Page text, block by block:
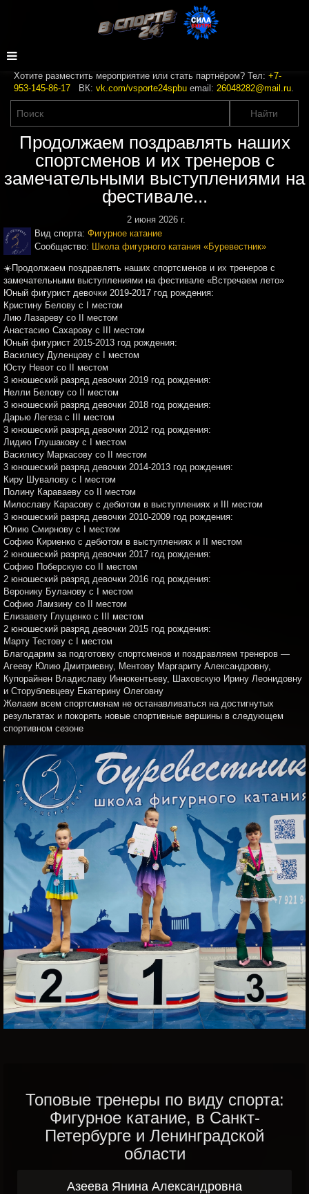
Хотите разместить мероприятие или стать партнёром? Тел: +7-
953-145-86-17 ВК: vk.com/vsporte24spbu email: 26048282@mail.ru.
Продолжаем поздравлять наших
спортсменов и их тренеров с
замечательными выступлениями на
фестивале...
2 июня 2026 г.
Вид спорта: Фигурное катание
Сообщество: Школа фигурного катания «Буревестник»
☀️Продолжаем поздравлять наших спортсменов и их тренеров с
замечательными выступлениями на фестивале «Встречаем лето»
Юный фигурист девочки 2019-2017 год рождения:
Кристину Белову с I местом
Лию Лазареву со II местом
Анастасию Сахарову с III местом
Юный фигурист 2015-2013 год рождения:
Василису Дуленцову с I местом
Юсту Невот со II местом
3 юношеский разряд девочки 2019 год рождения:
Нелли Белову со II местом
3 юношеский разряд девочки 2018 год рождения:
Дарью Легеза с III местом
3 юношеский разряд девочки 2012 год рождения:
Лидию Глушакову с I местом
Василису Маркасову со II местом
3 юношеский разряд девочки 2014-2013 год рождения:
Киру Шувалову с I местом
Полину Караваеву со II местом
Милославу Карасову с дебютом в выступлениях и III местом
3 юношеский разряд девочки 2010-2009 год рождения:
Юлию Смирнову с I местом
Софию Кириенко с дебютом в выступлениях и II местом
2 юношеский разряд девочки 2017 год рождения:
Софию Поберскую со II местом
2 юношеский разряд девочки 2016 год рождения:
Веронику Буланову с I местом
Софию Ламзину со II местом
Елизавету Глущенко с III местом
2 юношеский разряд девочки 2015 год рождения:
Марту Тестову с I местом
Благодарим за подготовку спортсменов и поздравляем тренеров —
Агееву Юлию Дмитриевну, Ментову Маргариту Александровну,
Купорайнен Владиславу Иннокентьеву, Шаховскую Ирину Леонидовну
и Сторублевцеву Екатерину Олеговну
Желаем всем спортсменам не останавливаться на достигнутых
результатах и покорять новые спортивные вершины в следующем
спортивном сезоне
Топовые тренеры по виду спорта:
Фигурное катание, в Санкт-
Петербурге и Ленинградской
области
Азеева Янина Александровна